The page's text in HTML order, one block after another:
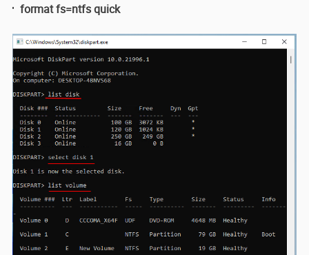
format fs=ntfs quick